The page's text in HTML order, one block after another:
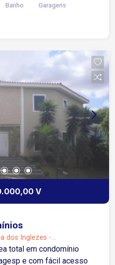
ampla cozinha
completo com
pista de skate,
playground,
seletiva de lixo e
conforto e segurança
Banho Garagens
V
dos Inglezes -
total em condomínio
e com fácil acesso